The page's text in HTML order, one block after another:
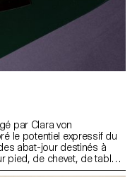
par Clara von
le potentiel expressif du
abat-jour destinés à
pied, de chevet, de table
et le jeu —